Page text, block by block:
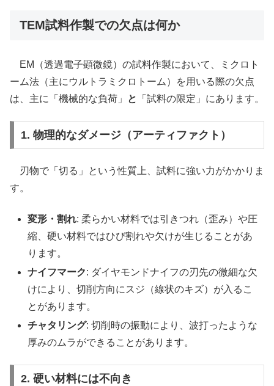
TEM試料作製での欠点は何か
EM（透過電子顕微鏡）の試料作製において、ミクロト
ーム法（主にウルトラミクロトーム）を用いる際の欠点
は、主に「機械的な負荷」
と 「試料の限定」にあります。
1. 物理的なダメージ（アーティファクト）
刃物で「切る」という性質上、試料に強い力がかかりま
す。
変形・割れ: 柔らかい材料では引きつれ（歪み）や圧
縮、硬い材料ではひび割れや欠けが生じることがあ
ります。
ナイフマーク: ダイヤモンドナイフの刃先の微細な欠
けにより、切削方向にスジ（線状のキズ）が入るこ
とがあります。
チャタリング: 切削時の振動により、波打ったような
厚みのムラができることがあります。
2. 硬い材料には不向き